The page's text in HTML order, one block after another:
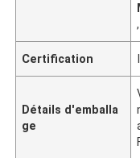
,
Certification
Détails d'emballa
ge